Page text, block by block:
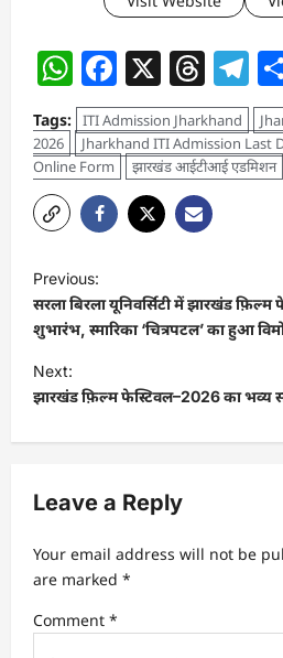
WhatsApp
Facebook
X
Tags: ITI Admission Jharkhand
2026
Jharkhand ITI Admission Last
Online Form
झारखंड आईटीआई एडमिशन
P
o
s
t
n
a
i
a
t
i
Previous:
सरला बिरला यूनिवर्सिटी में झारखंड
शुभारंभ, स्मारिका ‘चित्रपटल’ का हुआ
Next:
झारखंड फ़िल्म फेस्टिवल–2026 का भव्य
Leave a Reply
Your email address will not be
are marked *
Comment *